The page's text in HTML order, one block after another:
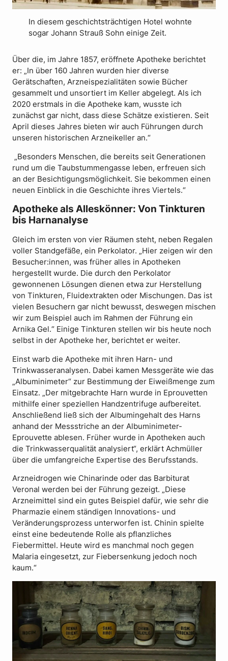
In diesem geschichtsträchtigen Hotel wohnte
sogar Johann Strauß Sohn einige Zeit.
Über die, im Jahre 1857, eröffnete Apotheke berichtet
er: „In über 160 Jahren wurden hier diverse
Gerätschaften, Arzneispezialitäten sowie Bücher
gesammelt und unsortiert im Keller abgelegt. Als ich
2020 erstmals in die Apotheke kam, wusste ich
zunächst gar nicht, dass diese Schätze existieren. Seit
April dieses Jahres bieten wir auch Führungen durch
unseren historischen Arzneikeller an.“
„Besonders Menschen, die bereits seit Generationen
rund um die Taubstummengasse leben, erfreuen sich
an der Besichtigungsmöglichkeit. Sie bekommen einen
neuen Einblick in die Geschichte ihres Viertels.“
Apotheke als Alleskönner: Von Tinkturen
bis Harnanalyse
Gleich im ersten von vier Räumen steht, neben Regalen
voller Standgefäße, ein Perkolator. „Hier zeigen wir den
Besucher:innen, was früher alles in Apotheken
hergestellt wurde. Die durch den Perkolator
gewonnenen Lösungen dienen etwa zur Herstellung
von Tinkturen, Fluidextrakten oder Mischungen. Das ist
vielen Besuchern gar nicht bewusst, deswegen mischen
wir zum Beispiel auch im Rahmen der Führung ein
Arnika Gel.“ Einige Tinkturen stellen wir bis heute noch
selbst in der Apotheke her, berichtet er weiter.
Einst warb die Apotheke mit ihren Harn- und
Trinkwasseranalysen. Dabei kamen Messgeräte wie das
„Albuminimeter“ zur Bestimmung der Eiweißmenge zum
Einsatz. „Der mitgebrachte Harn wurde in Eprouvetten
mithilfe einer speziellen Handzentrifuge aufbereitet.
Anschließend ließ sich der Albumingehalt des Harns
anhand der Messstriche an der Albuminimeter-
Eprouvette ablesen. Früher wurde in Apotheken auch
die Trinkwasserqualität analysiert“, erklärt Achmüller
über die umfangreiche Expertise des Berufsstands.
Arzneidrogen wie Chinarinde oder das Barbiturat
Veronal werden bei der Führung gezeigt. „Diese
Arzneimittel sind ein gutes Beispiel dafür, wie sehr die
Pharmazie einem ständigen Innovations- und
Veränderungsprozess unterworfen ist. Chinin spielte
einst eine bedeutende Rolle als pflanzliches
Fiebermittel. Heute wird es manchmal noch gegen
Malaria eingesetzt, zur Fiebersenkung jedoch noch
kaum.“